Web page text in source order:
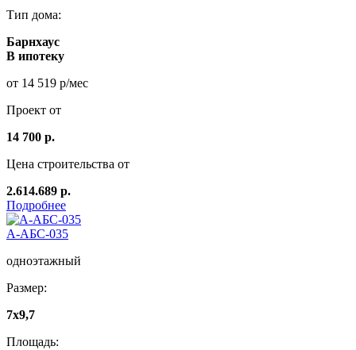
Тип дома:
Барнхаус
В ипотеку
от 14 519 р/мес
Проект от
14 700 р.
Цена строительства от
2.614.689 р.
Подробнее
А-АБС-035
одноэтажный
Размер:
7х9,7
Площадь: